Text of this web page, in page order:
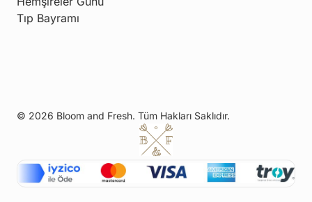
Tıp Bayramı
© 2026 Bloom and Fresh. Tüm Hakları Saklıdır.